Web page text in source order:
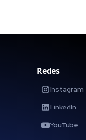
Redes
Instagram
LinkedIn
YouTube